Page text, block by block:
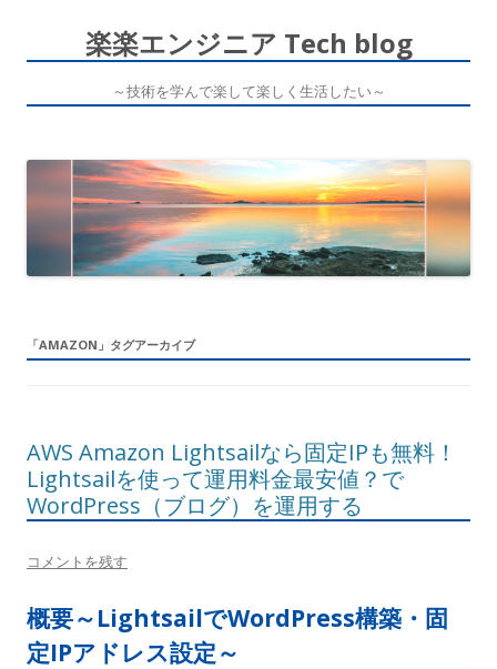
楽楽エンジニア Tech blog
～技術を学んで楽して楽しく生活したい～
ン
テ
ン
ツ
へ
ス
キ
ッ
プ
「AMAZON 」タグアーカイブ
AWS Amazon Lightsailなら固定IPも無料！
Lightsailを使って運用料金最安値？で
WordPress（ブログ）を運用する
コメントを残す
概要～LightsailでWordPress構築・固
定IPアドレス設定～